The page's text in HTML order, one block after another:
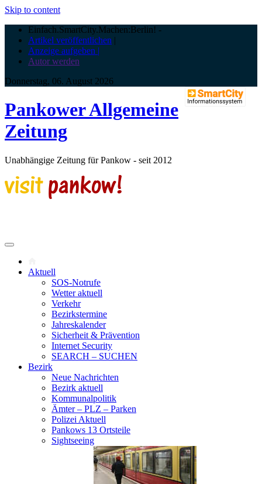
Skip to content
Einfach.SmartCity.Machen:Berlin! -
Artikel veröffentlichen |
Anzeige aufgeben |
Autor werden
Donnerstag, 06. August 2026
Pankower Allgemeine
Zeitung
Unabhängige Zeitung für Pankow - seit 2012
Aktuell
SOS-Notrufe
Wetter aktuell
Verkehr
Bezirkstermine
Jahreskalender
Sicherheit & Prävention
Internet Security
SEARCH – SUCHEN
Bezirk
Neue Nachrichten
Bezirk aktuell
Kommunalpolitik
Ämter – PLZ – Parken
Polizei Aktuell
Pankows 13 Ortsteile
Sightseeing